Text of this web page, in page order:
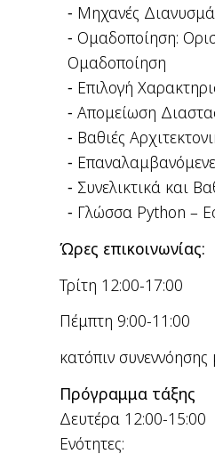
Μηχανές
Ομαδοποίηση:
Ομαδοποίηση
Επιλογή
Απομείωση
Βαθιές
Συνελικτικά και
Γλώσσα Python –
Ώρες επικοινωνίας:
Τρίτη 12:00-17:00
Πέμπτη 9:00-11:00
κατόπιν
Πρόγραμμα τάξης
Δευτέρα 12:00-15:00
Ενότητες: